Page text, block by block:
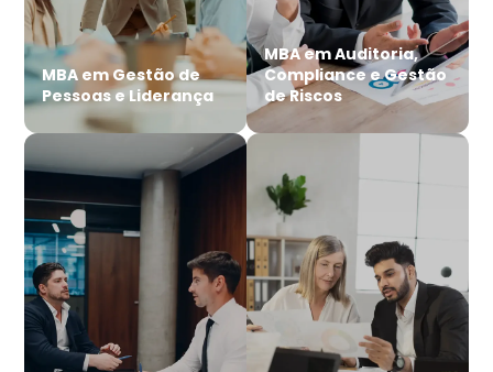
MBA em Gestão de
Pessoas e Liderança
MBA em Auditoria,
Compliance e Gestão
de Riscos